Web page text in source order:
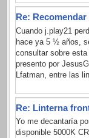
Re:
Cuando j.play21
hace ya 5 ½ años,
consultar sobre
presento por
Lfatman, entre las
Re: Linterna
Yo me decantaría
disponible 5000K